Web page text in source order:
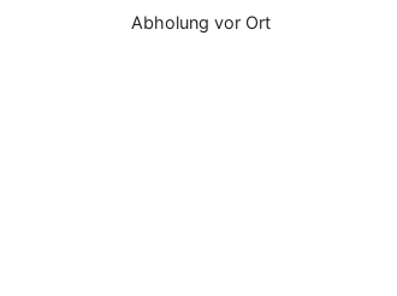
Abholung vor Ort